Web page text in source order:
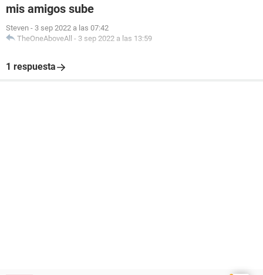
mis amigos sube
Steven - 3 sep 2022 a las 07:42
TheOneAboveAll - 3 sep 2022 a las 13:59
1 respuesta